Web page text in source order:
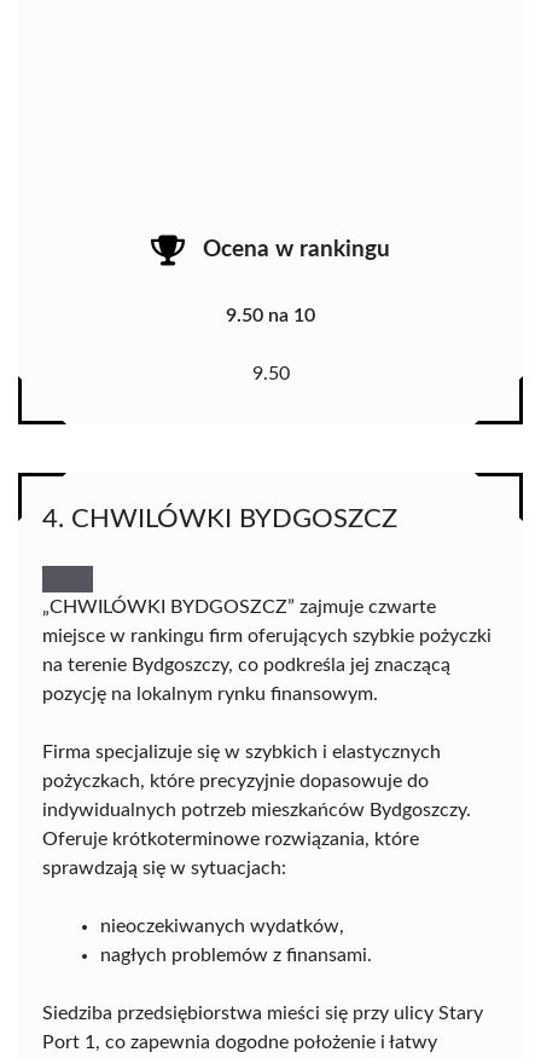
Ocena w rankingu
9.50 na 10
9.50
4. CHWILÓWKI BYDGOSZCZ
„CHWILÓWKI BYDGOSZCZ” zajmuje czwarte
miejsce w rankingu firm oferujących szybkie pożyczki
na terenie Bydgoszczy, co podkreśla jej znaczącą
pozycję na lokalnym rynku finansowym.
Firma specjalizuje się w szybkich i elastycznych
pożyczkach, które precyzyjnie dopasowuje do
indywidualnych potrzeb mieszkańców Bydgoszczy.
Oferuje krótkoterminowe rozwiązania, które
sprawdzają się w sytuacjach:
nieoczekiwanych wydatków,
nagłych problemów z finansami.
Siedziba przedsiębiorstwa mieści się przy ulicy Stary
Port 1, co zapewnia dogodne położenie i łatwy